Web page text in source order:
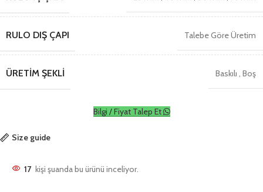
RULO DIŞ ÇAPI Talebe Göre Üretim
ÜRETIM ŞEKLI Baskılı Boş
Bilgi / Fiyat Talep Et
Size guide
17 kişi şuanda bu ürünü inceliyor.